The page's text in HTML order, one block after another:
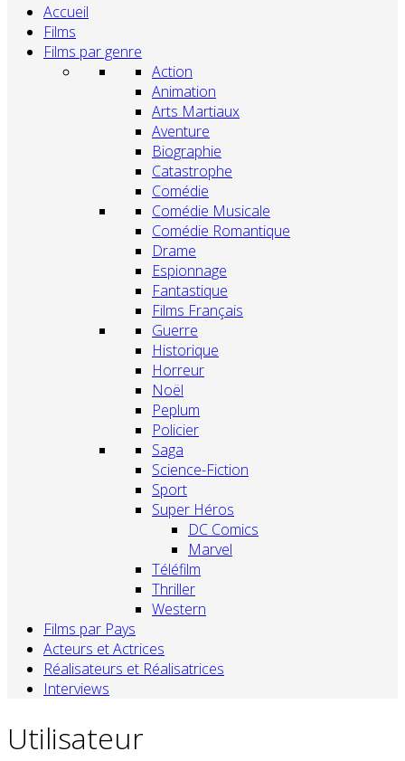
Accueil
Films
Films par genre
Action
Animation
Arts Martiaux
Aventure
Biographie
Catastrophe
Comédie
Comédie Musicale
Comédie Romantique
Drame
Espionnage
Fantastique
Films Français
Guerre
Historique
Horreur
Noël
Peplum
Policier
Saga
Science-Fiction
Sport
Super Héros
DC Comics
Marvel
Téléfilm
Thriller
Western
Films par Pays
Acteurs et Actrices
Réalisateurs et Réalisatrices
Interviews
Utilisateur